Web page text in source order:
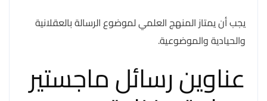
يجب أن يمتاز المنهج العلمي لموضوع الرسالة بالعقلانية
والحيادية والموضوعية.
عناوين رسائل ماجستير